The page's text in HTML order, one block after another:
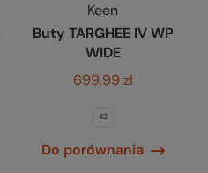
Keen
Buty TARGHEE IV WP
WIDE
699,99 zł
42
Do porównania